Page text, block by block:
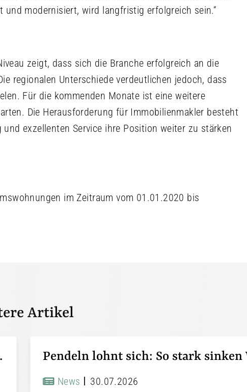
modernisiert, wird langfristig erfolgreich sein.“
zeigt, dass sich die Branche erfolgreich an die
regionalen Unterschiede verdeutlichen jedoch, dass
Für die kommenden Monate ist eine weitere
Die Herausforderung für Immobilienmakler besteht
exzellenten Service ihre Position weiter zu stärken
im Zeitraum vom 01.01.2020 bis
Artikel
2026
News 30.07.2026